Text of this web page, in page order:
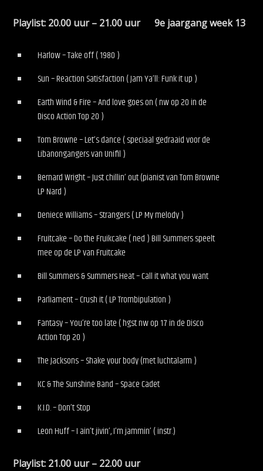
Playlist: 20.00 uur – 21.00 uur 9e jaargang week 13
Harlow – Take off ( 1980 )
Sun – Reaction Satisfaction ( Jam Ya’ll: Funk it up )
Earth Wind & Fire – And love goes on ( nw op 20 in de
Disco Action Top 20 )
Tom Browne – Let’s dance ( speciaal gedraaid voor de
Libanongangers van Unifil )
Bernard Wright – Just chillin’ out (pianist van Tom Browne
LP Nard )
Deniece Williams – Strangers ( LP My melody )
Fruitcake – Do the Fruikcake ( ned ) Bill Summers speelt
mee op de LP van Fruitcake
Bill Summers & Summers Heat – Call it what you want
Parliament – Crush it ( LP Trombipulation )
Fantasy – You’re too late ( hgst nw op 17 in de Disco
Action Top 20 )
The Jacksons – Shake your body (met luchtalarm )
KC & The Sunshine Band – Space Cadet
K.I.D. – Don’t Stop
Leon Huff – I ain’t jivin’, I’m jammin’ ( instr.)
Playlist: 21.00 uur – 22.00 uur